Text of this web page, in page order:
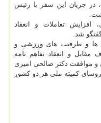
در جریان این سفر با رئیس
افزایش تعاملات و انعقاد
شد.
ها و ظرفیت های ورزشی و
و انعقاد تفاهم نامه
و موافقت دکتر صالحی امیری
کمیته ملی هر دو کشور